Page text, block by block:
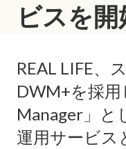
ビスを開
REAL LIFE、
DWM+を採用
Manager」と
運用サービス